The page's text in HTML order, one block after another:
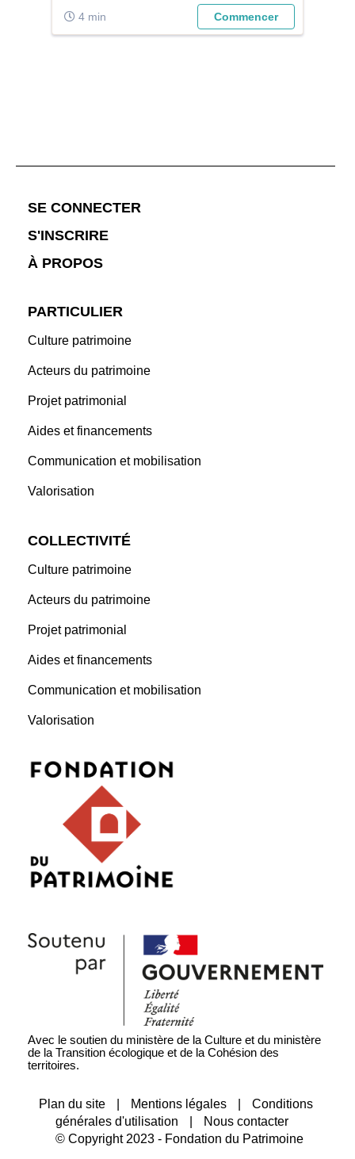
4 min Commencer
SE CONNECTER
S'INSCRIRE
À PROPOS
PARTICULIER
Culture patrimoine
Acteurs du patrimoine
Projet patrimonial
Aides et financements
Communication et mobilisation
Valorisation
COLLECTIVITÉ
Culture patrimoine
Acteurs du patrimoine
Projet patrimonial
Aides et financements
Communication et mobilisation
Valorisation
Avec le soutien du ministère de la Culture et du ministère
de la Transition écologique et de la Cohésion des
territoires.
Plan du site Mentions légales
Conditions
générales d'utilisation
Nous contacter
© Copyright 2023 - Fondation du Patrimoine